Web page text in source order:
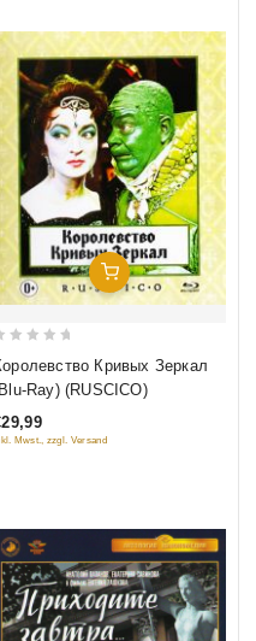
Добавить В Корзину
out
Кривых Зеркал
Ray) (RUSCICO)
Mwst., zzgl. Versand